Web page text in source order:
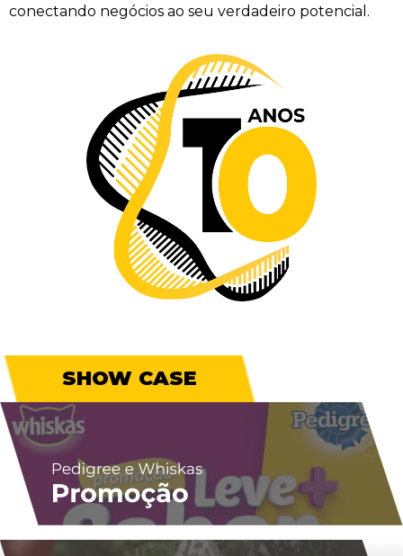
conectando negócios ao seu verdadeiro potencial.
SHOW CASE